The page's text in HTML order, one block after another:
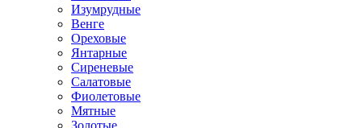
Изумрудные
Венге
Ореховые
Янтарные
Сиреневые
Салатовые
Фиолетовые
Мятные
Золотые